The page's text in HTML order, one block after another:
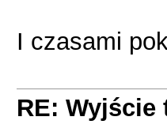
I czasami
RE: Wyjście